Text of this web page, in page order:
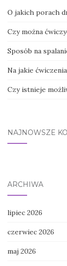
O jakich porach
Czy można
Sposób na
Na jakie
Czy istnieje
NAJNOWSZE
ARCHIWA
lipiec 2026
czerwiec 2026
maj 2026